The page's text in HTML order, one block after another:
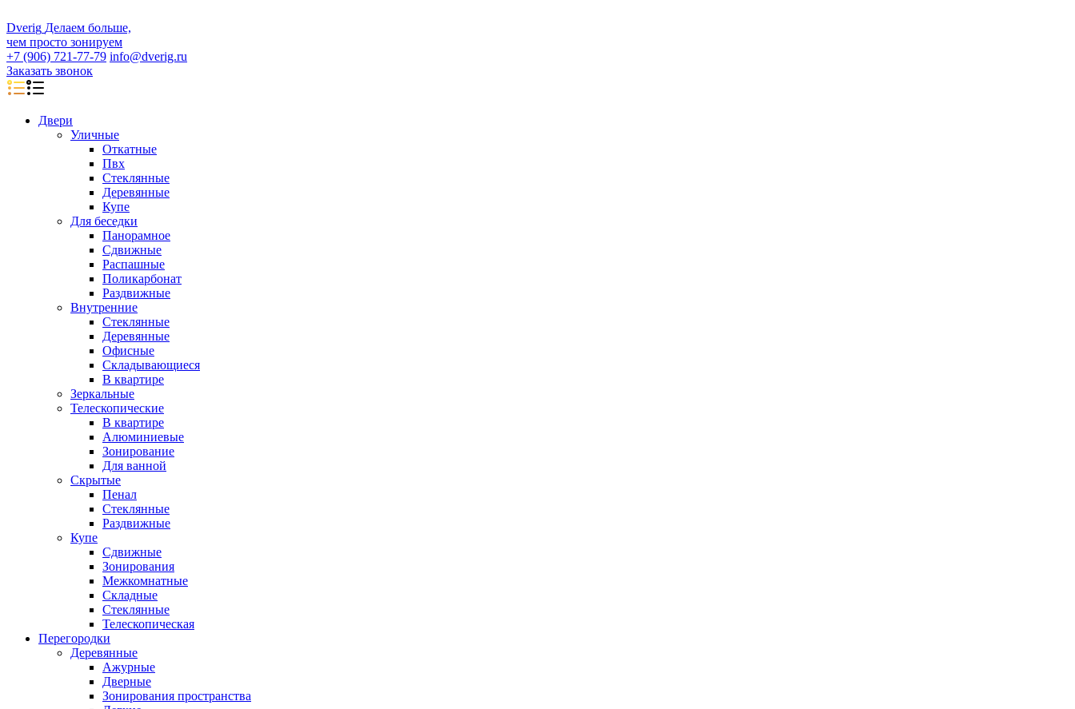
Dverig Делаем больше,
чем просто зонируем
+7 (906) 721-77-79 info@dverig.ru
Заказать звонок
Двери
Уличные
Откатные
Пвх
Стеклянные
Деревянные
Купе
Для беседки
Панорамное
Сдвижные
Распашные
Поликарбонат
Раздвижные
Внутренние
Стеклянные
Деревянные
Офисные
Складывающиеся
В квартире
Зеркальные
Телескопические
В квартире
Алюминиевые
Зонирование
Для ванной
Скрытые
Пенал
Стеклянные
Раздвижные
Купе
Сдвижные
Зонирования
Межкомнатные
Складные
Стеклянные
Телескопическая
Перегородки
Деревянные
Ажурные
Дверные
Зонирования пространства